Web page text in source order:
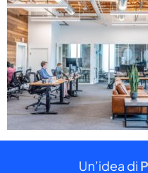
Un’idea di